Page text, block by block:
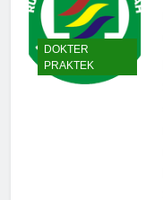
DOKTER
PRAKTEK